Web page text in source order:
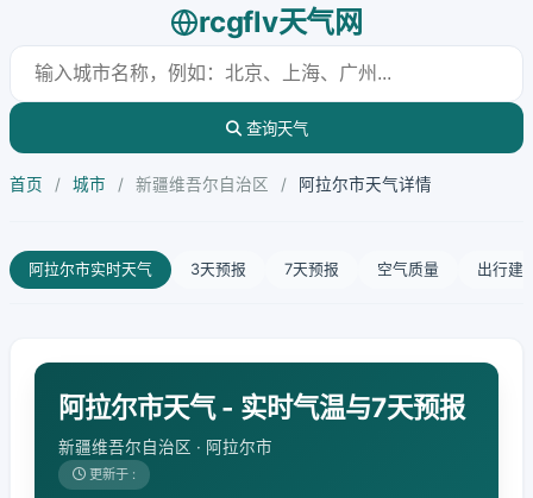
rcgflv天气网
查询天气
首页 / 城市 / 新疆维吾尔自治区 / 阿拉尔市天气详情
阿拉尔市实时天气 3天预报 7天预报 空气质量 出行建
阿拉尔市天气 - 实时气温与7天预报
新疆维吾尔自治区 · 阿拉尔市
更新于 :